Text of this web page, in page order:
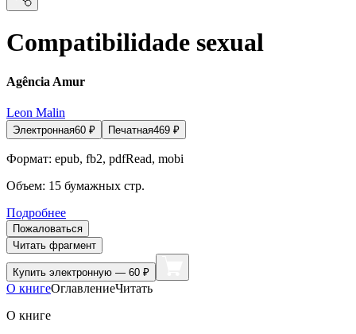
Compatibilidade sexual
Agência Amur
Leon Malin
Электронная60 ₽ Печатная469 ₽
Формат: epub, fb2, pdfRead, mobi
Объем: 15 бумажных стр.
Подробнее
Пожаловаться
Читать фрагмент
Купить электронную — 60 ₽
О книгеОглавлениеЧитать
О книге